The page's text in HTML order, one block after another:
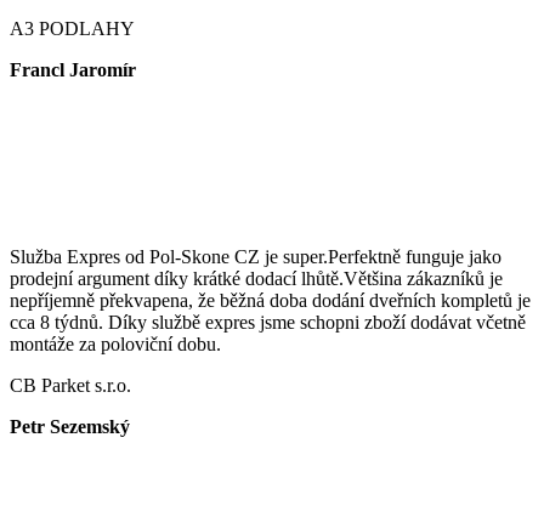
A3 PODLAHY
Francl Jaromír
Služba Expres od Pol-Skone CZ je super.Perfektně funguje jako
prodejní argument díky krátké dodací lhůtě.Většina zákazníků je
nepříjemně překvapena, že běžná doba dodání dveřních kompletů je
cca 8 týdnů. Díky službě expres jsme schopni zboží dodávat včetně
montáže za poloviční dobu.
CB Parket s.r.o.
Petr Sezemský